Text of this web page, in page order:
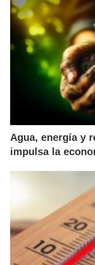
Agua, energía y
impulsa la